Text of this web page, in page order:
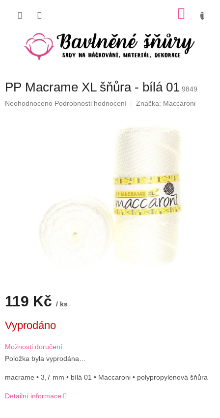
PP Macrame XL šňůra - bílá 01 9849
Průměrné
Neohodnoceno Podrobnosti hodnocení Značka: Maccaroni
119 Kč / ks
cena:
Vyprodáno
Možnosti doručení
Položka byla vyprodána…
macrame • 3,7 mm • bílá 01 • Maccaroni • polypropylenová šňůra
Detailní informace